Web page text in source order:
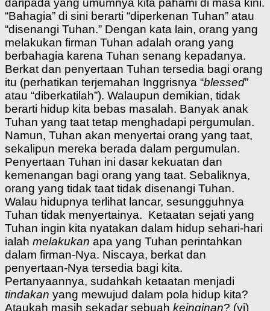
daripada yang umumnya kita pahami di masa kini.
“Bahagia” di sini berarti “diperkenan Tuhan” atau
“disenangi Tuhan.” Dengan kata lain, orang yang
melakukan firman Tuhan adalah orang yang
berbahagia karena Tuhan senang kepadanya.
Berkat dan penyertaan Tuhan tersedia bagi orang
itu (perhatikan terjemahan Inggrisnya “blessed”
atau “diberkatilah”). Walaupun demikian, tidak
berarti hidup kita bebas masalah. Banyak anak
Tuhan yang taat tetap menghadapi pergumulan.
Namun, Tuhan akan menyertai orang yang taat,
sekalipun mereka berada dalam pergumulan.
Penyertaan Tuhan ini dasar kekuatan dan
kemenangan bagi orang yang taat. Sebaliknya,
orang yang tidak taat tidak disenangi Tuhan.
Walau hidupnya terlihat lancar, sesungguhnya
Tuhan tidak menyertainya. Ketaatan sejati yang
Tuhan ingin kita nyatakan dalam hidup sehari-hari
ialah melakukan apa yang Tuhan perintahkan
dalam firman-Nya. Niscaya, berkat dan
penyertaan-Nya tersedia bagi kita.
Pertanyaannya, sudahkah ketaatan menjadi
tindakan yang mewujud dalam pola hidup kita?
Ataukah masih sekadar sebuah keinginan? (yj)